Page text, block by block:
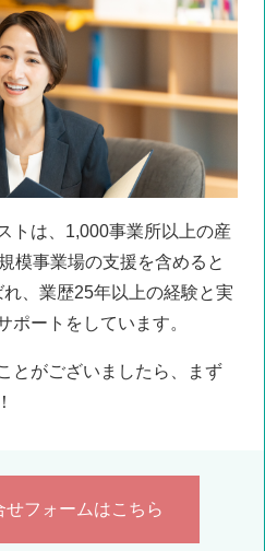
トは、1,000事業所以上の産
模事業場の支援を含めると
、業歴25年以上の経験と実
ポートをしています。
とがございましたら、まず
せフォームはこちら